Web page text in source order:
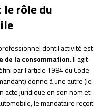
rôle du
dont l’activité est
de la consommation. Il agit
par l’article 1984 du Code
donne à une autre (le
acte juridique en son nom et
le mandataire reçoit